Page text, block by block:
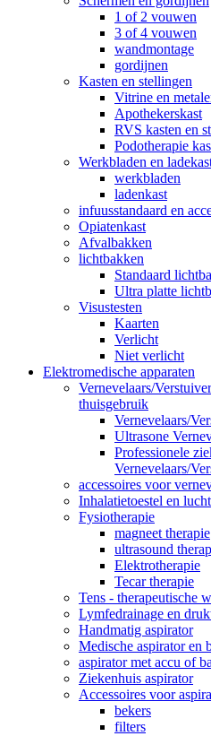
1 of 2 vouwen
3 of 4 vouwen
wandmontage
gordijnen
Kasten en stellingen
Vitrine en
Apothekerskast
RVS kasten en
Podotherapie
Werkbladen en
werkbladen
ladenkast
infuusstandaard en
Opiatenkast
Afvalbakken
lichtbakken
Standaard
Ultra platte
Visustesten
Kaarten
Verlicht
Niet verlicht
Elektromedische apparaten
Vernevelaars/
thuisgebruik
Vernevelaars/
Ultrasone
Professionele
Vernevelaars/
accessoires voor
Inhalatietoestel en
Fysiotherapie
magneet therapie
ultrasound
Elektrotherapie
Tecar therapie
Tens - therapeutische
Lymfedrainage en
Handmatig aspirator
Medische aspirator en
aspirator met accu of
Ziekenhuis aspirator
Accessoires voor
bekers
filters